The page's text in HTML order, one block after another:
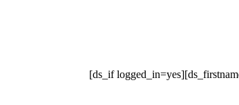
[ds_if